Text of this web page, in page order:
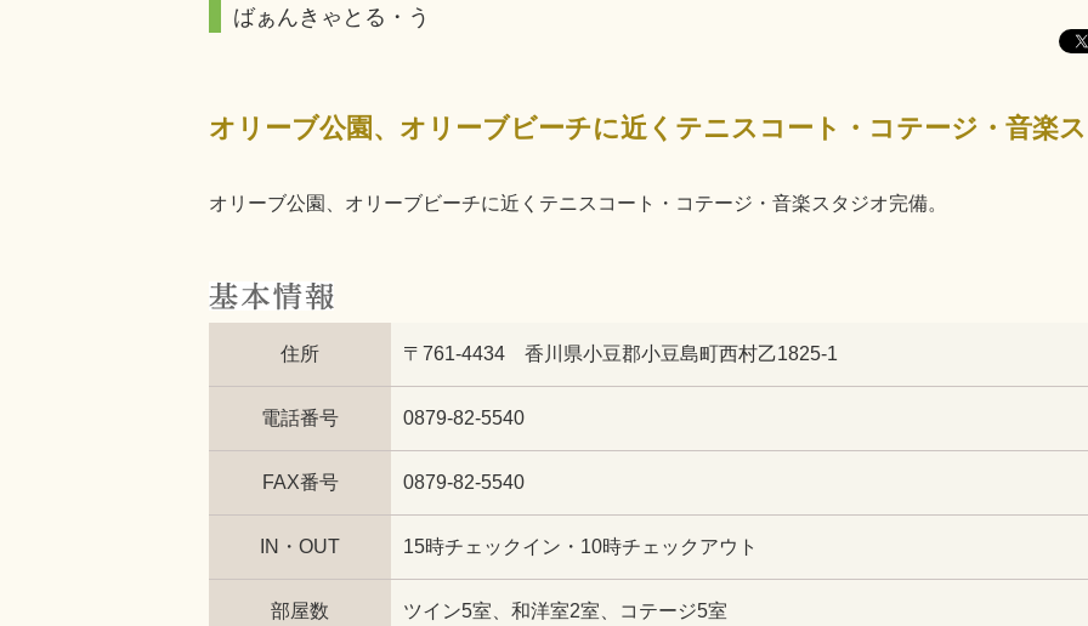
ばぁんきゃとる・う
オリーブ公園、オリーブビーチに近くテニスコート・コテージ・音楽
オリーブ公園、オリーブビーチに近くテニスコート・コテージ・音楽スタジオ完備。
住所 〒761-4434 香川県小豆郡小豆島町西村乙1825-1
電話番号 0879-82-5540
FAX番号 0879-82-5540
IN・OUT 15時チェックイン・10時チェックアウト
部屋数 ツイン5室、和洋室2室、コテージ5室